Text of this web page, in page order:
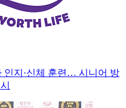
인지·신체 훈련… 시니어 방